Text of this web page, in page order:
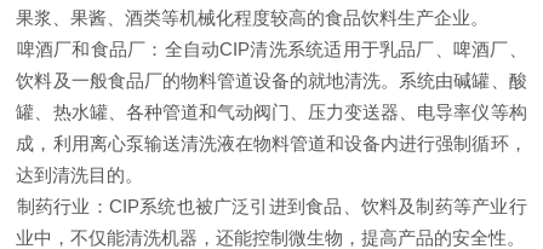
果浆、果酱、酒类等机械化程度较高的食品饮料生产企业‌。
‌啤酒厂和食品厂‌：全自动CIP清洗系统适用于乳品厂、啤酒厂、
饮料及一般食品厂的物料管道设备的就地清洗。系统由碱罐、酸
罐、热水罐、各种管道和气动阀门、压力变送器、电导率仪等构
成，利用离心泵输送清洗液在物料管道和设备内进行强制循环，
达到清洗目的‌。
‌制药行业‌：CIP系统也被广泛引进到食品、饮料及制药等产业行
业中，不仅能清洗机器，还能控制微生物，提高产品的安全性‌。